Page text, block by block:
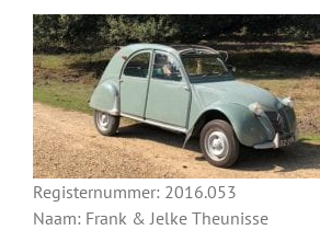
Registernummer: 2016.053
Naam: Frank & Jelke Theunisse